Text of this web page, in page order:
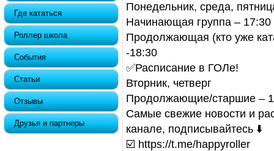
Где кататься
Роллер школа
События
Статьи
Отзывы
Друзья и партнеры
Понедельник, среда,
Начинающая группа – 17:30
Продолжающая (кто уже
-18:30
✅Расписание в ГОЛе!
Вторник, четверг
Продолжающие/старшие –
Самые свежие новости и
канале, подписывайтесь ⬇️
☑️ https://t.me/happyroller